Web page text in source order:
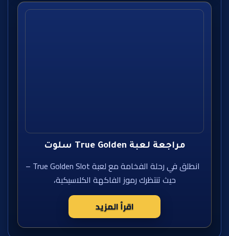
مراجعة لعبة True Golden سلوت
انطلق في رحلة الفخامة مع لعبة True Golden Slot –
حيث تنتظرك رموز الفاكهة الكلاسيكية،
اقرأ المزيد